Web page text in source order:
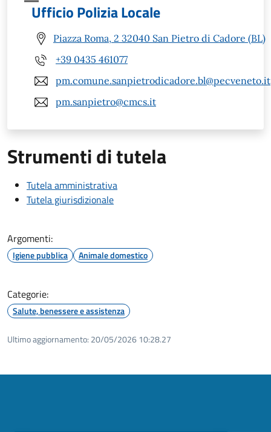
Ufficio Polizia Locale
Piazza Roma, 2 32040 San Pietro di Cadore (BL)
+39 0435 461077
pm.comune.sanpietrodicadore.bl@pecveneto.it
pm.sanpietro@cmcs.it
Strumenti di tutela
Tutela amministrativa
Tutela giurisdizionale
Argomenti:
Igiene pubblica Animale domestico
Categorie:
Salute, benessere e assistenza
Ultimo aggiornamento: 20/05/2026 10:28.27